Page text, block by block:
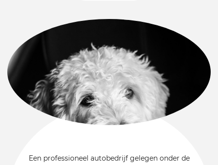
Een professioneel autobedrijf gelegen onder de